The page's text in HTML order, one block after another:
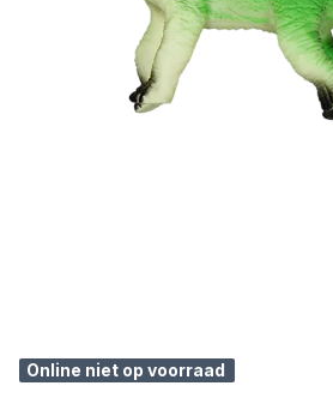
Online niet op voorraad